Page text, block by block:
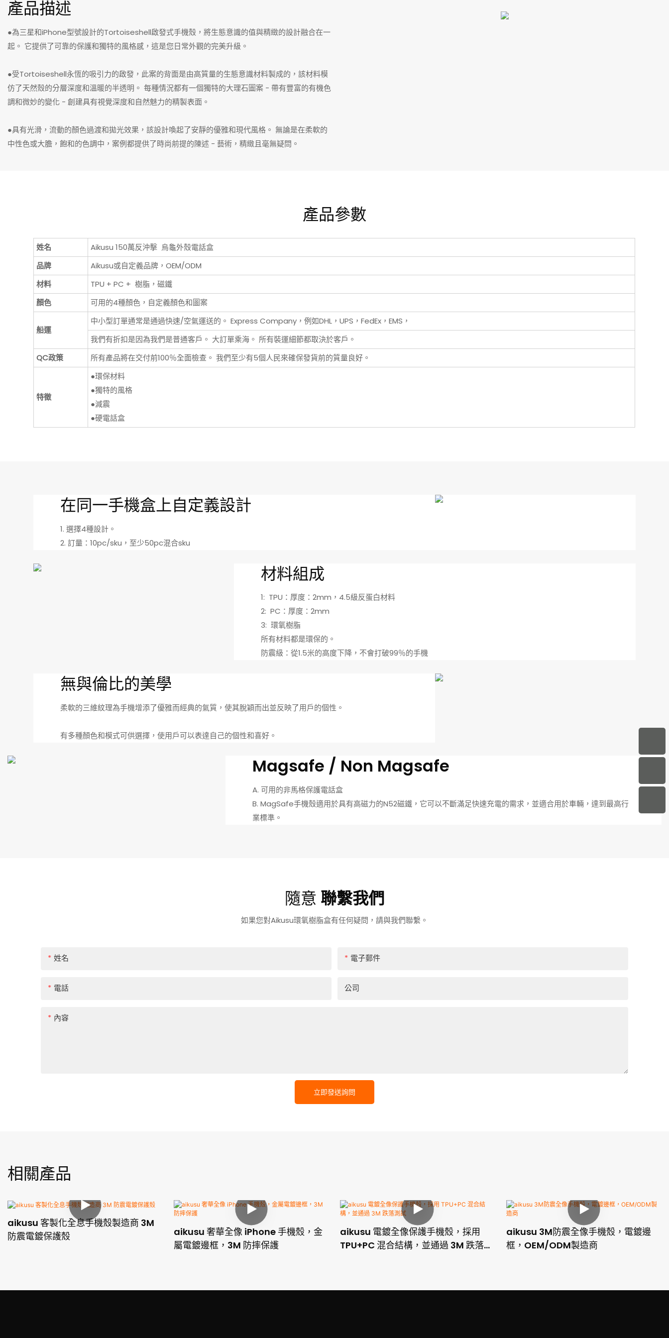
產品描述
●為三星和iPhone型號設計的Tortoiseshell啟發式手機殼，將生態意識的值與精緻的設計融合在一
起。 它提供了可靠的保護和獨特的風格感，這是您日常外觀的完美升級。
●受Tortoiseshell永恆的吸引力的啟發，此案的背面是由高質量的生態意識材料製成的，該材料模
仿了天然殼的分層深度和溫暖的半透明。 每種情況都有一個獨特的大理石圖案 - 帶有豐富的有機色
調和微妙的變化 - 創建具有視覺深度和自然魅力的精製表面。
●具有光滑，流動的顏色過渡和拋光效果，該設計喚起了安靜的優雅和現代風格。 無論是在柔軟的
中性色或大膽，飽和的色調中，案例都提供了時尚前提的陳述 - 藝術，精緻且毫無疑問。
產品參數
姓名
Aikusu 150萬反沖擊 烏龜外殼電話盒
品牌
Aikusu或自定義品牌，OEM/ODM
材料
TPU + PC + 樹脂，磁鐵
顏色
可用的4種顏色，自定義顏色和圖案
船運
中小型訂單通常是通過快速/空氣運送的。 Express Company，例如DHL，UPS，FedEx，EMS，
我們有折扣是因為我們是普通客戶。 大訂單乘海。 所有裝運細節都取決於客戶。
QC政策
所有產品將在交付前100％全面檢查。 我們至少有5個人民來確保發貨前的質量良好。
特徵
●環保材料
●獨特的風格
●減震
●硬電話盒
在同一手機盒上自定義設計
1. 選擇4種設計。
2. 訂量：10pc/sku，至少50pc混合sku
材料組成
1: TPU：厚度：2mm，4.5級反蛋白材料
2: PC：厚度：2mm
3: 環氧樹脂
所有材料都是環保的。
防震級：從1.5米的高度下降，不會打破99％的手機
無與倫比的美學
柔軟的三維紋理為手機增添了優雅而經典的氣質，使其脫穎而出並反映了用戶的個性。
有多種顏色和模式可供選擇，使用戶可以表達自己的個性和喜好。
Magsafe / Non Magsafe
A. 可用的非馬格保護電話盒
B. MagSafe手機殼適用於具有高磁力的N52磁鐵，它可以不斷滿足快速充電的需求，並適合用於車輛，達到最高行
業標準。
隨意 聯繫我們
如果您對Aikusu環氧樹脂盒有任何疑問，請與我們聯繫。
姓名 電子郵件
電話 公司
內容
立即發送詢問
相關產品
aikusu 客製化全息手機殼製造商 3M
防震電鍍保護殼
aikusu 奢華全像 iPhone 手機殼，金
屬電鍍邊框，3M 防摔保護
aikusu 電鍍全像保護手機殼，採用
TPU+PC 混合結構，並通過 3M 跌落測
aikusu 3M防震全像手機殼，電鍍邊
框，OEM/ODM製造商